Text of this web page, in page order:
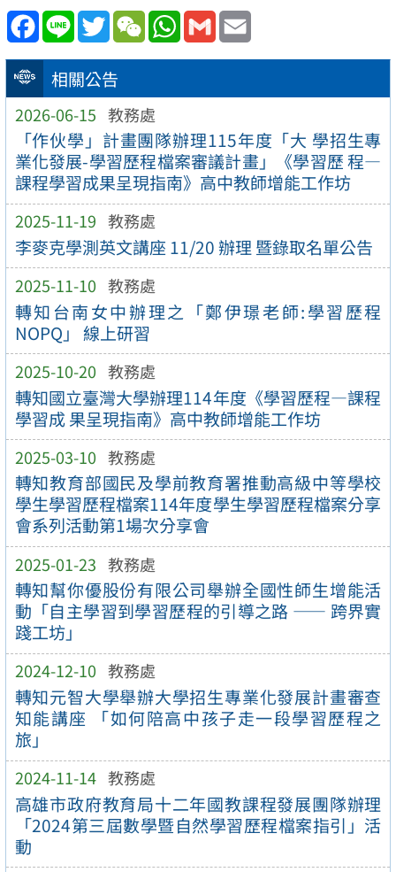
相關公告
2026-06-15 教務處
「作伙學」計畫團隊辦理115年度「大 學招生專
業化發展-學習歷程檔案審議計畫」《學習歷 程—
課程學習成果呈現指南》高中教師增能工作坊
2025-11-19 教務處
李麥克學測英文講座 11/20 辦理 暨錄取名單公告
2025-11-10 教務處
轉知台南女中辦理之「鄭伊璟老師:學習歷程
NOPQ」 線上研習
2025-10-20 教務處
轉知國立臺灣大學辦理114年度《學習歷程—課程
學習成 果呈現指南》高中教師增能工作坊
2025-03-10 教務處
轉知教育部國民及學前教育署推動高級中等學校
學生學習歷程檔案114年度學生學習歷程檔案分享
會系列活動第1場次分享會
2025-01-23 教務處
轉知幫你優股份有限公司舉辦全國性師生增能活
動「自主學習到學習歷程的引導之路 —— 跨界實
踐工坊」
2024-12-10 教務處
轉知元智大學舉辦大學招生專業化發展計畫審查
知能講座 「如何陪高中孩子走一段學習歷程之
旅」
2024-11-14 教務處
高雄市政府教育局十二年國教課程發展團隊辦理
「2024第三屆數學暨自然學習歷程檔案指引」活
動
Facebook
Line TwitterWeChatWhatsApp
Gmail